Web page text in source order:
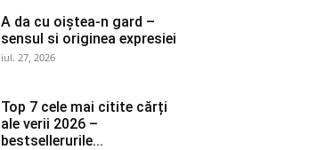
A da cu oiștea-n gard –
sensul si originea expresiei
iul. 27, 2026
Top 7 cele mai citite cărți
ale verii 2026 –
bestsellerurile...